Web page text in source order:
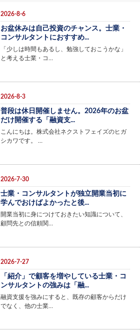
2026-8-6
お盆休みは自己投資のチャンス。士業・
コンサルタントにおすすめ...
「少しは時間もあるし、勉強しておこうかな」
と考える士業・コ…
2026-8-3
普段は休日開催しません。2026年のお盆
だけ開催する「融資支...
こんにちは。株式会社ネクストフェイズのヒガ
シカワです。 …
2026-7-30
士業・コンサルタントが独立開業当初に
学んでおけばよかったと後...
開業当初に身につけておきたい知識について、
顧問先との信頼関…
2026-7-27
「紹介」で顧客を増やしている士業・コ
ンサルタントの強みは「融...
融資支援を強みにすると、既存の顧客からだけ
でなく、他の士業…